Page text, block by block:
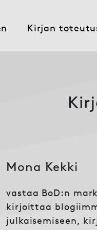
Kirjan
Mona Kekki
vastaa BoD:n
kirjoittaa
julkaisemiseen,